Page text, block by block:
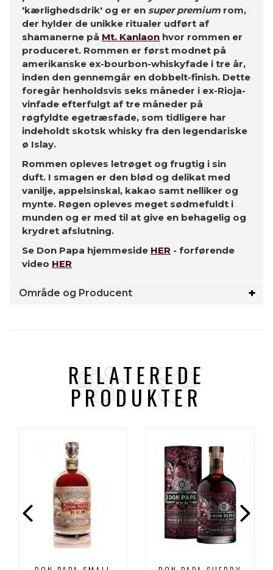
'kærlighedsdrik' og er en super premium rom,
der hylder de unikke ritualer udført af
shamanerne på Mt. Kanlaon hvor rommen er
produceret. Rommen er først modnet på
amerikanske ex-bourbon-whiskyfade i tre år,
inden den gennemgår en dobbelt-finish. Dette
foregår henholdsvis seks måneder i ex-Rioja-
vinfade efterfulgt af tre måneder på
røgfyldte egetræsfade, som tidligere har
indeholdt skotsk whisky fra den legendariske
ø Islay.
Rommen opleves letrøget og frugtig i sin
duft. I smagen er den blød og delikat med
vanilje, appelsinskal, kakao samt nelliker og
mynte. Røgen opleves meget sødmefuldt i
munden og er med til at give en behagelig og
krydret afslutning.
Se Don Papa hjemmeside HER - forførende
video HER
Område og Producent
RELATEREDE
PRODUKTER